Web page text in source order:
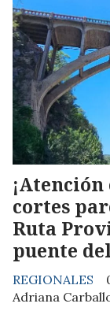
cortes
Ruta
puente
Adriana
REGIONALES